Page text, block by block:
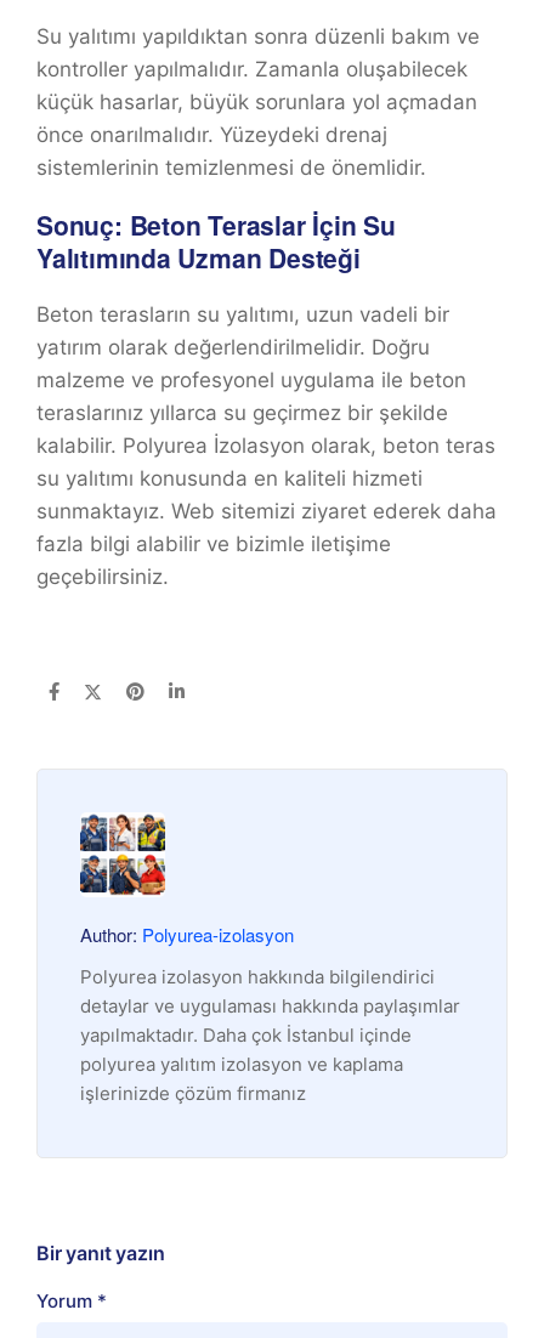
Su yalıtımı yapıldıktan sonra düzenli bakım ve
kontroller yapılmalıdır. Zamanla oluşabilecek
küçük hasarlar, büyük sorunlara yol açmadan
önce onarılmalıdır. Yüzeydeki drenaj
sistemlerinin temizlenmesi de önemlidir.
Sonuç: Beton Teraslar İçin Su
Yalıtımında Uzman Desteği
Beton terasların su yalıtımı, uzun vadeli bir
yatırım olarak değerlendirilmelidir. Doğru
malzeme ve profesyonel uygulama ile beton
teraslarınız yıllarca su geçirmez bir şekilde
kalabilir. Polyurea İzolasyon olarak, beton teras
su yalıtımı konusunda en kaliteli hizmeti
sunmaktayız. Web sitemizi ziyaret ederek daha
fazla bilgi alabilir ve bizimle iletişime
geçebilirsiniz.
Author: Polyurea-izolasyon
Polyurea izolasyon hakkında bilgilendirici
detaylar ve uygulaması hakkında paylaşımlar
yapılmaktadır. Daha çok İstanbul içinde
polyurea yalıtım izolasyon ve kaplama
işlerinizde çözüm firmanız
Bir yanıt yazın
Yorum *